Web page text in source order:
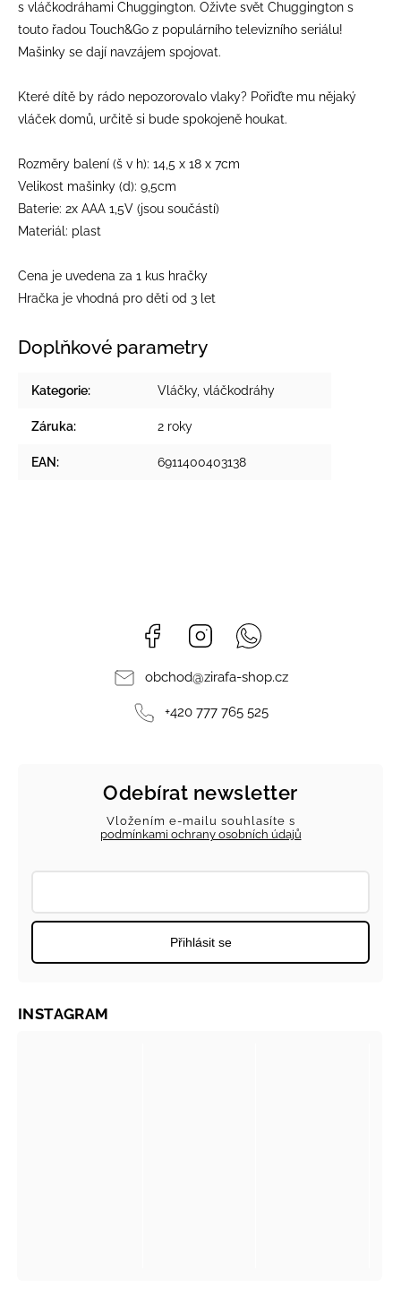
s vláčkodráhami Chuggington. Oživte svět Chuggington s
touto řadou Touch&Go z populárního televizního seriálu!
Mašinky se dají navzájem spojovat.
Které dítě by rádo nepozorovalo vlaky? Pořiďte mu nějaký
vláček domů, určitě si bude spokojeně houkat.
Rozměry balení (š v h): 14,5 x 18 x 7cm
Velikost mašinky (d): 9,5cm
Baterie: 2x AAA 1,5V (jsou součástí)
Materiál: plast
Cena je uvedena za 1 kus hračky
Hračka je vhodná pro děti od 3 let
Doplňkové parametry
Kategorie: Vláčky, vláčkodráhy
Záruka: 2 roky
EAN: 6911400403138
Facebook Instagram
obchod@zirafa-shop.cz
+420 777 765 525
Odebírat newsletter
Vložením e-mailu souhlasíte s
podmínkami ochrany osobních údajů
Přihlásit se
INSTAGRAM